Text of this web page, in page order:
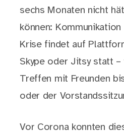
sechs Monaten nicht
können:
Krise findet auf
Skype oder Jitsy statt –
Treffen mit Freunden
oder der
Vor Corona konnten